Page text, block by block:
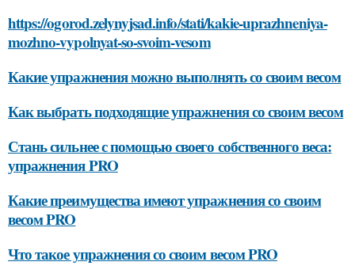
https://ogorod.zelynyjsad.info/stati/kakie-uprazhneniya-
mozhno-vypolnyat-so-svoim-vesom
Какие упражнения можно выполнять со своим весом
Как выбрать подходящие упражнения со своим весом
Стань сильнее с помощью своего собственного веса:
упражнения PRO
Какие преимущества имеют упражнения со своим
весом PRO
Что такое упражнения со своим весом PRO